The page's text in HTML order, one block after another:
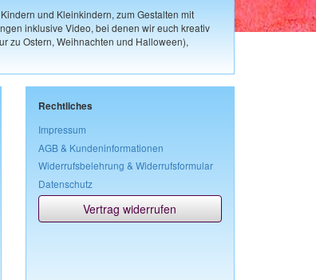
und Kleinkindern, zum Gestalten mit
inklusive Video, bei denen wir euch kreativ
zu Ostern, Weihnachten und Halloween),
Rechtliches
Impressum
AGB & Kundeninformationen
Widerrufsbelehrung & Widerrufsformular
Datenschutz
Vertrag widerrufen